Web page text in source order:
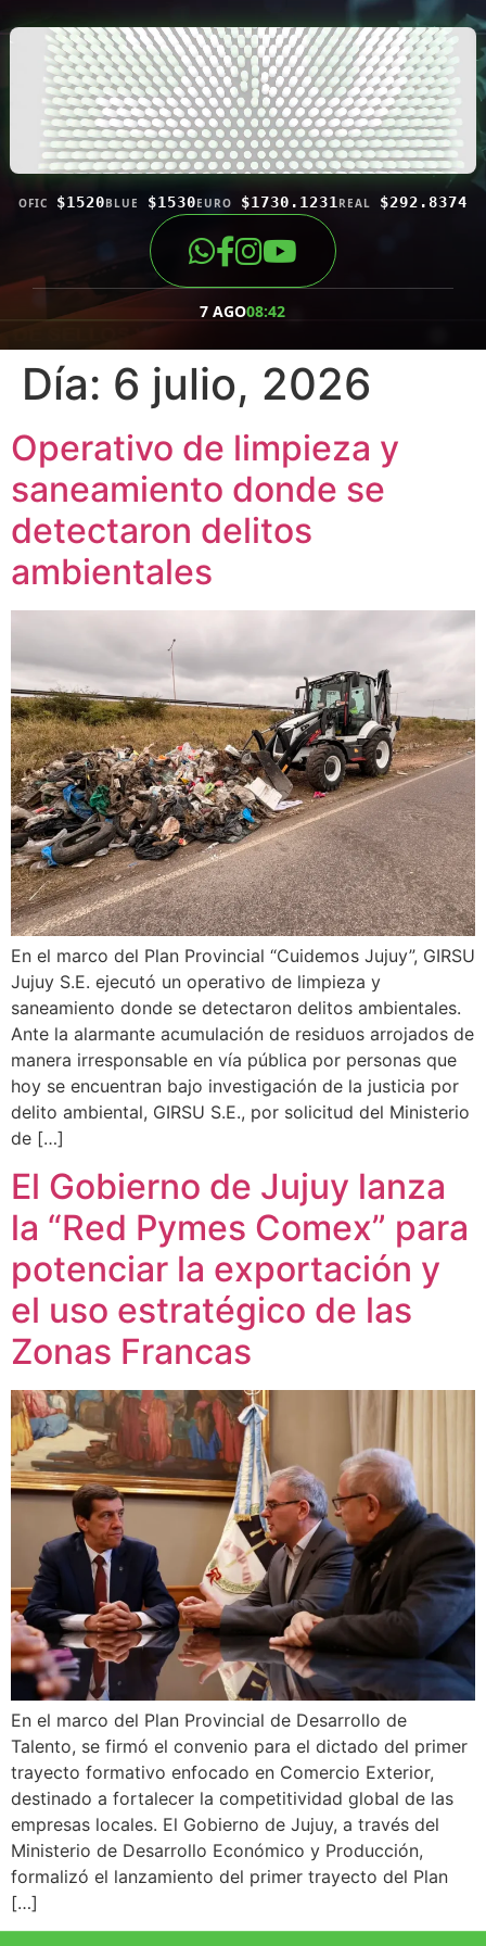
OFIC $1520BLUE $1530EURO $1730.1231 REAL $292.8374
7 AGO08:42
Día: 6 julio, 2026
Operativo de limpieza y
saneamiento donde se
detectaron delitos
ambientales
En el marco del Plan Provincial “Cuidemos Jujuy”, GIRSU
Jujuy S.E. ejecutó un operativo de limpieza y
saneamiento donde se detectaron delitos ambientales.
Ante la alarmante acumulación de residuos arrojados de
manera irresponsable en vía pública por personas que
hoy se encuentran bajo investigación de la justicia por
delito ambiental, GIRSU S.E., por solicitud del Ministerio
de […]
El Gobierno de Jujuy lanza
la “Red Pymes Comex” para
potenciar la exportación y
el uso estratégico de las
Zonas Francas
En el marco del Plan Provincial de Desarrollo de
Talento, se firmó el convenio para el dictado del primer
trayecto formativo enfocado en Comercio Exterior,
destinado a fortalecer la competitividad global de las
empresas locales. El Gobierno de Jujuy, a través del
Ministerio de Desarrollo Económico y Producción,
formalizó el lanzamiento del primer trayecto del Plan
[…]